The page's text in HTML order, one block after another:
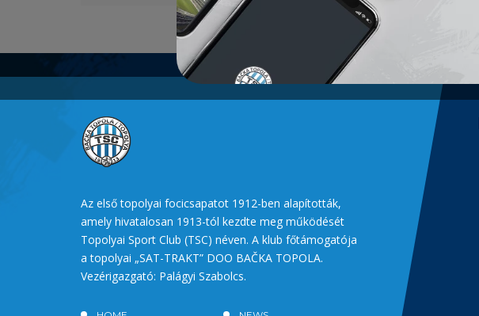
Az első topolyai focicsapatot 1912-ben alapították,
amely hivatalosan 1913-tól kezdte meg működését
Topolyai Sport Club (TSC) néven. A klub főtámogatója
a topolyai „SAT-TRAKT” DOO BAČKA TOPOLA.
Vezérigazgató: Palágyi Szabolcs.